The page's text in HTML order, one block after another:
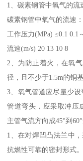
1、碳素钢管中氧气的流
碳素钢管中氧气的流速：
工作压力(MPa) ≤0.1 0.1
流速(m/s) 20 13 10 8
2、为防止着火，在氧
径，且不少于1.5m的铜
3、氧气管道应尽量少
管道弯头，应采取冲压
主管气流方向成45°到60°
1、在对焊凹凸法兰中
抗燃性可靠的密封形式。